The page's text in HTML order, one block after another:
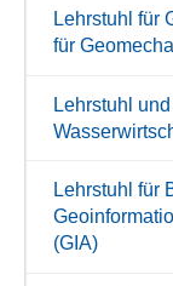
Lehrstuhl für
für
Lehrstuhl
Lehrstuhl für
(GIA)